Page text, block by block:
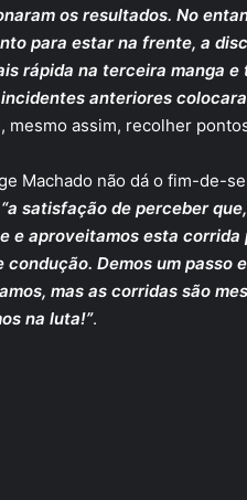
os resultados. No
para estar na frente, a
rápida na terceira manga e
anteriores
mesmo assim, recolher
Machado não dá o fim-de-
“a satisfação de perceber
e aproveitamos esta corrida
condução. Demos um
mas as corridas são
na luta!”.